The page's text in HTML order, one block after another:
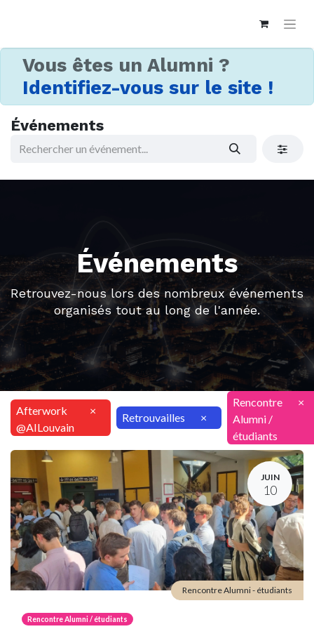
Vous êtes un Alumni ?
Identifiez-vous sur le site !
Événements
Événements
Retrouvez-nous lors des nombreux événements
organisés tout au long de l'année.
Afterwork
@AILouvain
×
Retrouvailles ×
Rencontre
Alumni /
étudiants
×
JUIN
10
Rencontre Alumni / étudiants
Rencontre Alumni - étudiants